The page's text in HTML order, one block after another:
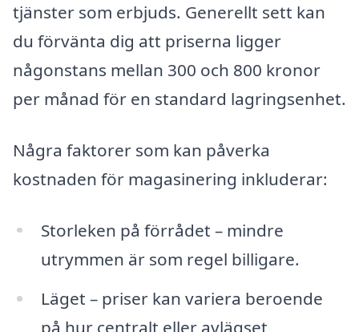
tjänster som erbjuds. Generellt sett kan
du förvänta dig att priserna ligger
någonstans mellan 300 och 800 kronor
per månad för en standard lagringsenhet.
Några faktorer som kan påverka
kostnaden för magasinering inkluderar:
Storleken på förrådet – mindre
utrymmen är som regel billigare.
Läget – priser kan variera beroende
på hur centralt eller avlägset